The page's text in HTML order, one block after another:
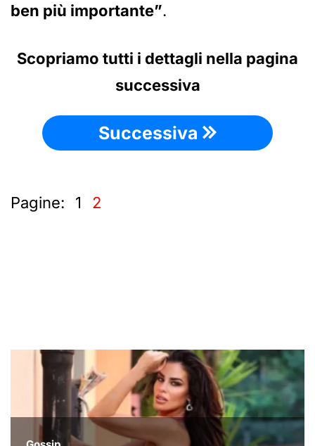
ben più importante”.
Scopriamo tutti i dettagli nella pagina
successiva
Successiva
Pagine: 1 2